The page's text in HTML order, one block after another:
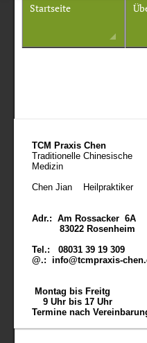
Startseite
TCM Praxis Chen
Traditionelle Chinesische
Medizin
Chen Jian Heilpraktiker
Adr.: Am Rossacker 6A
83022 Rosenheim
Tel.: 08031 39 19 309
@.: info@tcmpraxis-
Montag bis Freitg
9 Uhr bis 17 Uhr
Termine nach